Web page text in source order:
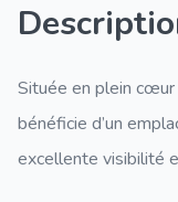
Située en plein cœur
bénéficie d’un
excellente visibilité